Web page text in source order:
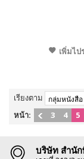
เพิ่มไป
เรียงตาม
หน้า:
3 4 5
บริษัท สำนัก